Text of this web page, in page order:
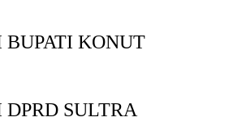
KONUT
SULTRA